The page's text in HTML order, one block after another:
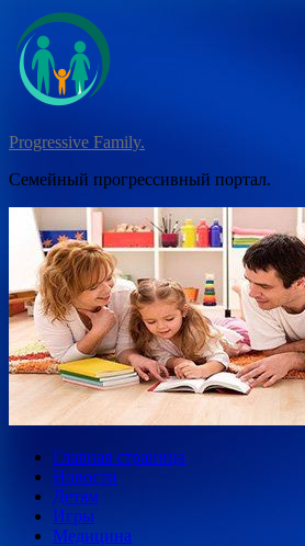
Перейти
содержимому
Progressive Family.
Семейный прогрессивный портал.
Главная страница
Новости
Детям
Игры
Медицина